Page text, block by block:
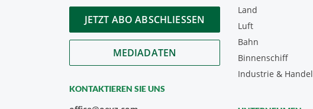
JETZT ABO ABSCHLIESSEN
MEDIADATEN
KONTAKTIEREN SIE UNS
Land
Luft
Bahn
Binnenschiff
Industrie & Handel